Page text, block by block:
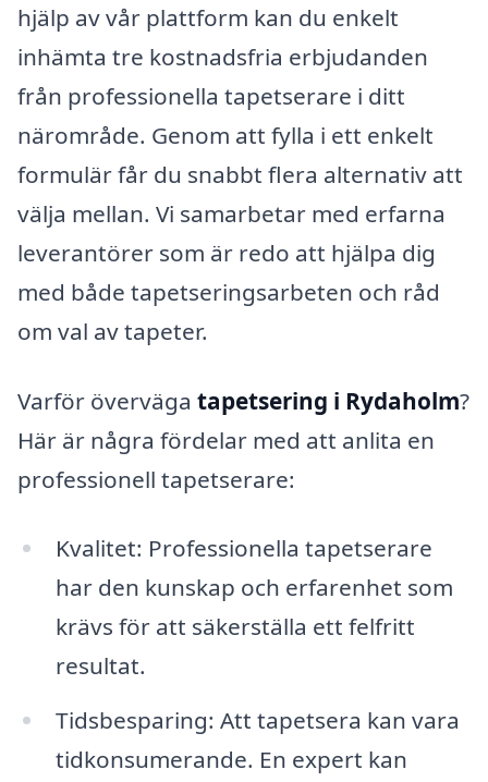
hjälp av vår plattform kan du enkelt
inhämta tre kostnadsfria erbjudanden
från professionella tapetserare i ditt
närområde. Genom att fylla i ett enkelt
formulär får du snabbt flera alternativ att
välja mellan. Vi samarbetar med erfarna
leverantörer som är redo att hjälpa dig
med både tapetseringsarbeten och råd
om val av tapeter.
Varför överväga tapetsering i Rydaholm?
Här är några fördelar med att anlita en
professionell tapetserare:
Kvalitet: Professionella tapetserare
har den kunskap och erfarenhet som
krävs för att säkerställa ett felfritt
resultat.
Tidsbesparing: Att tapetsera kan vara
tidkonsumerande. En expert kan